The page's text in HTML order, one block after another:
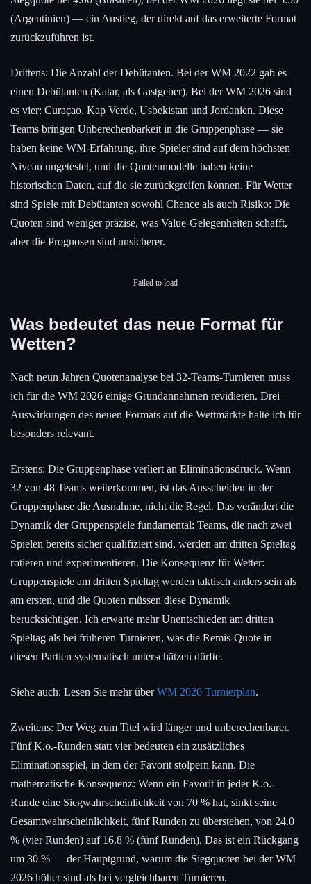
(Argentinien) — ein Anstieg, der direkt auf das erweiterte Format
zurückzuführen ist.
Drittens: Die Anzahl der Debütanten. Bei der WM 2022 gab es
einen Debütanten (Katar, als Gastgeber). Bei der WM 2026 sind
es vier: Curaçao, Kap Verde, Usbekistan und Jordanien. Diese
Teams bringen Unberechenbarkeit in die Gruppenphase — sie
haben keine WM-Erfahrung, ihre Spieler sind auf dem höchsten
Niveau ungetestet, und die Quotenmodelle haben keine
historischen Daten, auf die sie zurückgreifen können. Für Wetter
sind Spiele mit Debütanten sowohl Chance als auch Risiko: Die
Quoten sind weniger präzise, was Value-Gelegenheiten schafft,
aber die Prognosen sind unsicherer.
Failed to load
Was bedeutet das neue Format für
Wetten?
Nach neun Jahren Quotenanalyse bei 32-Teams-Turnieren muss
ich für die WM 2026 einige Grundannahmen revidieren. Drei
Auswirkungen des neuen Formats auf die Wettmärkte halte ich für
besonders relevant.
Erstens: Die Gruppenphase verliert an Eliminationsdruck. Wenn
32 von 48 Teams weiterkommen, ist das Ausscheiden in der
Gruppenphase die Ausnahme, nicht die Regel. Das verändert die
Dynamik der Gruppenspiele fundamental: Teams, die nach zwei
Spielen bereits sicher qualifiziert sind, werden am dritten Spieltag
rotieren und experimentieren. Die Konsequenz für Wetter:
Gruppenspiele am dritten Spieltag werden taktisch anders sein als
am ersten, und die Quoten müssen diese Dynamik
berücksichtigen. Ich erwarte mehr Unentschieden am dritten
Spieltag als bei früheren Turnieren, was die Remis-Quote in
diesen Partien systematisch unterschätzen dürfte.
Siehe auch: Lesen Sie mehr überWM 2026 Turnierplan.
Zweitens: Der Weg zum Titel wird länger und unberechenbarer.
Fünf K.o.-Runden statt vier bedeuten ein zusätzliches
Eliminationsspiel, in dem der Favorit stolpern kann. Die
mathematische Konsequenz: Wenn ein Favorit in jeder K.o.-
Runde eine Siegwahrscheinlichkeit von 70 % hat, sinkt seine
Gesamtwahrscheinlichkeit, fünf Runden zu überstehen, von 24.0
% (vier Runden) auf 16.8 % (fünf Runden). Das ist ein Rückgang
um 30 % — der Hauptgrund, warum die Siegquoten bei der WM
2026 höher sind als bei vergleichbaren Turnieren.